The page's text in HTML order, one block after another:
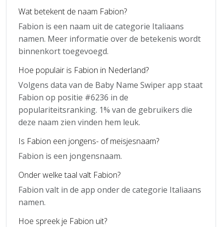
Wat betekent de naam Fabion?
Fabion is een naam uit de categorie Italiaans
namen. Meer informatie over de betekenis wordt
binnenkort toegevoegd.
Hoe populair is Fabion in Nederland?
Volgens data van de Baby Name Swiper app staat
Fabion op positie #6236 in de
populariteitsranking. 1% van de gebruikers die
deze naam zien vinden hem leuk.
Is Fabion een jongens- of meisjesnaam?
Fabion is een jongensnaam.
Onder welke taal valt Fabion?
Fabion valt in de app onder de categorie Italiaans
namen.
Hoe spreek je Fabion uit?